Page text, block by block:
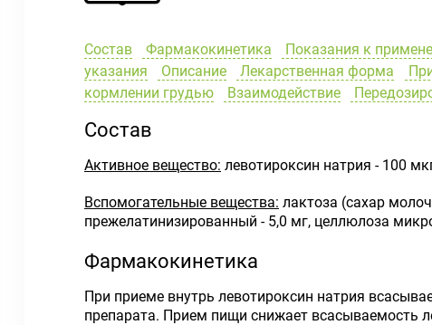
Состав Фармакокинетика Показания к
указания
Описание Лекарственная форма
кормлении грудью
Взаимодействие
Состав
Активное вещество: левотироксин натрия - 100
Вспомогательные вещества: лактоза (сахар
прежелатинизированный - 5,0 мг, целлюлоза
Фармакокинетика
При приеме внутрь левотироксин натрия
препарата. Прием пищи снижает всасываемость